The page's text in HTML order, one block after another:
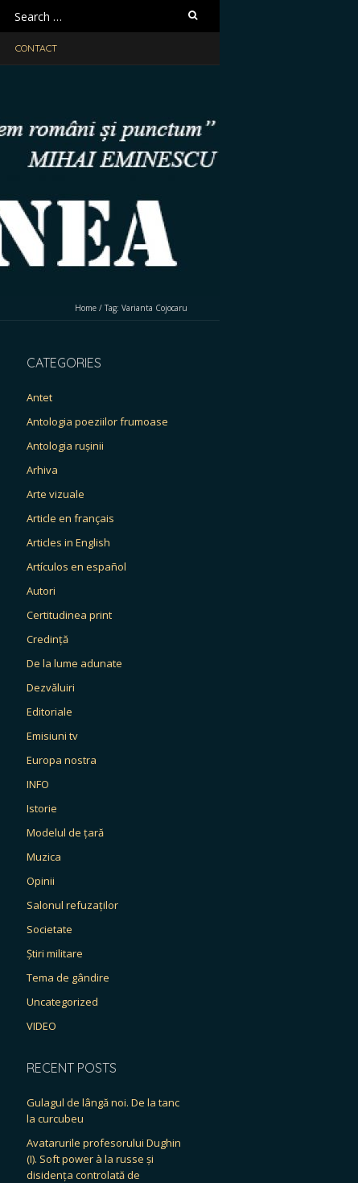
Search
for:
CONTACT
Home / Tag: Varianta Cojocaru
CATEGORIES
Antet
Antologia poeziilor frumoase
Antologia rușinii
Arhiva
Arte vizuale
Article en français
Articles in English
Artículos en español
Autori
Certitudinea print
Credință
De la lume adunate
Dezvăluiri
Editoriale
Emisiuni tv
Europa nostra
INFO
Istorie
Modelul de țară
Muzica
Opinii
Salonul refuzaților
Societate
Știri militare
Tema de gândire
Uncategorized
VIDEO
RECENT POSTS
Gulagul de lângă noi. De la tanc
la curcubeu
Avatarurile profesorului Dughin
(I). Soft power à la russe și
disidența controlată de